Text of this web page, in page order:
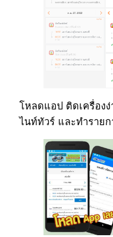
โหลดแอป ติดเครื่อง
ไนท์ทัวร์ และทำราย